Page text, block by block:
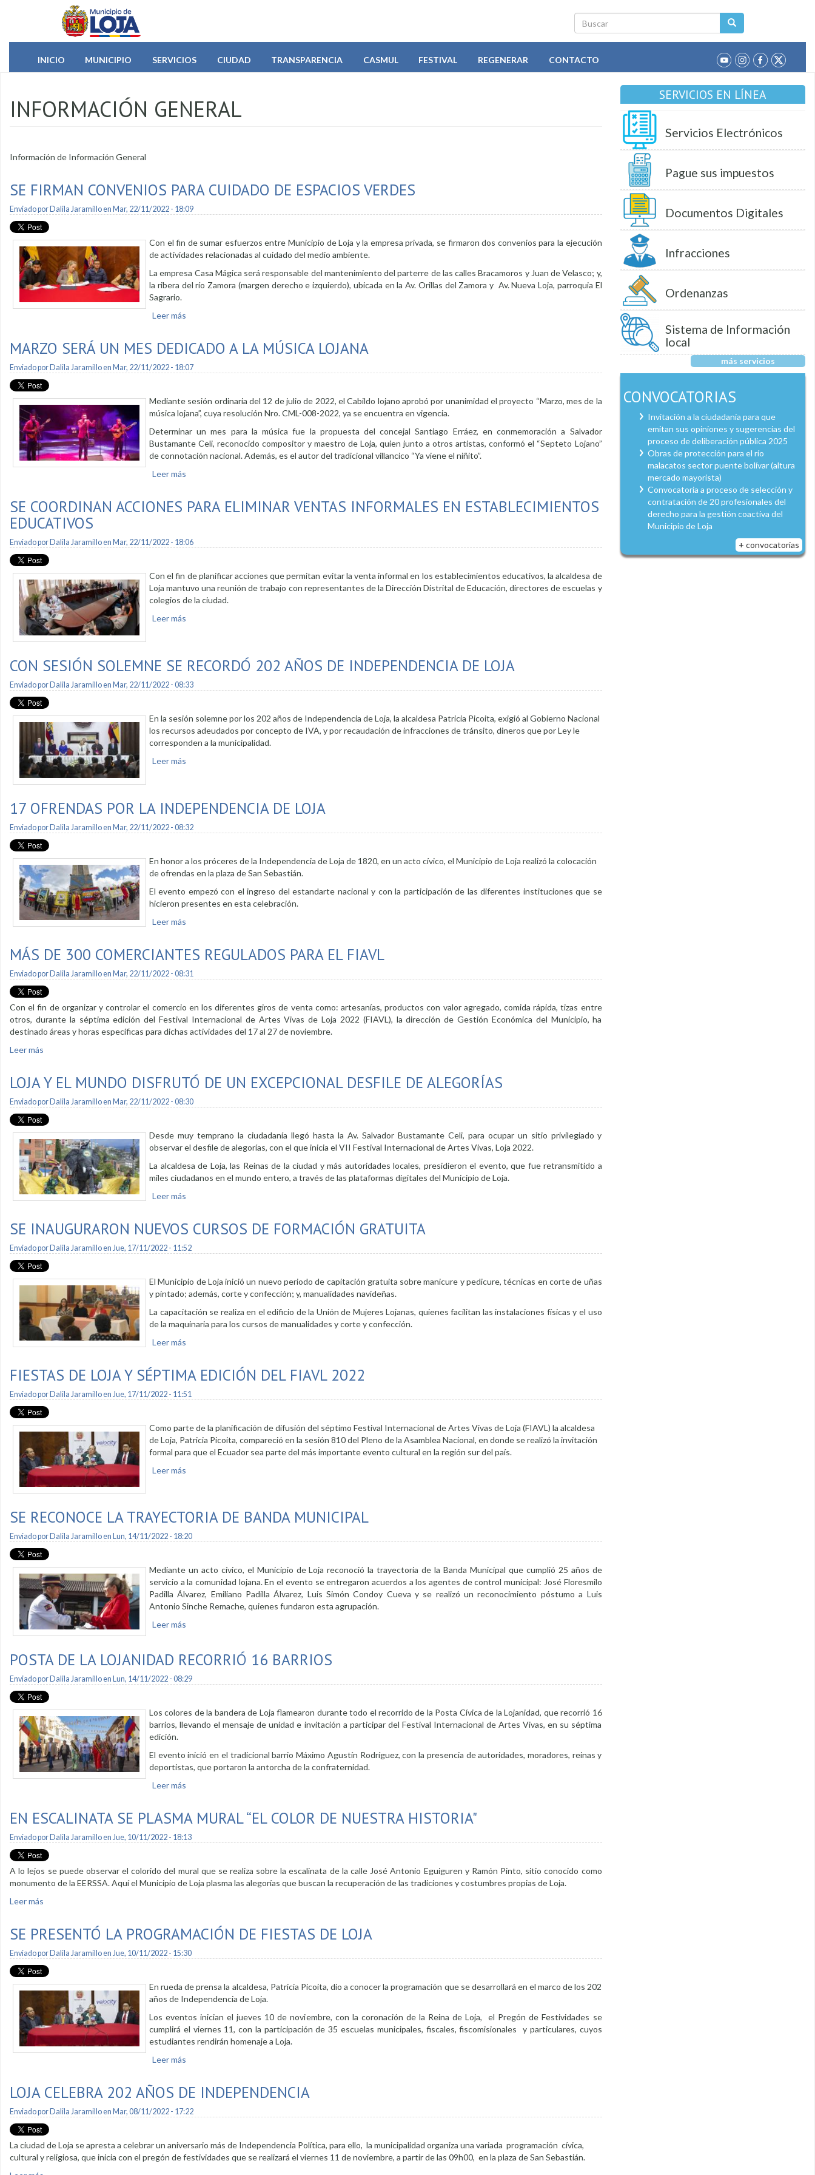
Pasar al contenido principal
Buscar
INICIO
MUNICIPIO SERVICIOS CIUDAD TRANSPARENCIA CASMUL FESTIVAL REGENERAR CONTACTO
INFORMACIÓN GENERAL
Información de Información General
SE FIRMAN CONVENIOS PARA CUIDADO DE ESPACIOS VERDES
Enviado por Dalila Jaramilloen Mar, 22/11/2022 - 18:09
Con el fin de sumar esfuerzos entre Municipio de Loja y la empresa privada, se firmaron dos convenios para la ejecución
de actividades relacionadas al cuidado del medio ambiente.
La empresa Casa Mágica será responsable del mantenimiento del parterre de las calles Bracamoros y Juan de Velasco; y,
la ribera del río Zamora (margen derecho e izquierdo), ubicada en la Av. Orillas del Zamora y Av. Nueva Loja, parroquia El
Sagrario.
Leer más
MARZO SERÁ UN MES DEDICADO A LA MÚSICA LOJANA
Enviado por Dalila Jaramilloen Mar, 22/11/2022 - 18:07
Mediante sesión ordinaria del 12 de julio de 2022, el Cabildo lojano aprobó por unanimidad el proyecto “Marzo, mes de la
música lojana”, cuya resolución Nro. CML-008-2022, ya se encuentra en vigencia.
Determinar un mes para la música fue la propuesta del concejal Santiago Erráez, en conmemoración a Salvador
Bustamante Celi, reconocido compositor y maestro de Loja, quien junto a otros artistas, conformó el “Septeto Lojano”
de connotación nacional. Además, es el autor del tradicional villancico “Ya viene el niñito”.
Leer más
SE COORDINAN ACCIONES PARA ELIMINAR VENTAS INFORMALES EN ESTABLECIMIENTOS
EDUCATIVOS
Enviado por Dalila Jaramilloen Mar, 22/11/2022 - 18:06
Con el fin de planificar acciones que permitan evitar la venta informal en los establecimientos educativos, la alcaldesa de
Loja mantuvo una reunión de trabajo con representantes de la Dirección Distrital de Educación, directores de escuelas y
colegios de la ciudad.
Leer más
CON SESIÓN SOLEMNE SE RECORDÓ 202 AÑOS DE INDEPENDENCIA DE LOJA
Enviado por Dalila Jaramilloen Mar, 22/11/2022 - 08:33
En la sesión solemne por los 202 años de Independencia de Loja, la alcaldesa Patricia Picoita, exigió al Gobierno Nacional
los recursos adeudados por concepto de IVA, y por recaudación de infracciones de tránsito, dineros que por Ley le
corresponden a la municipalidad.
Leer más
17 OFRENDAS POR LA INDEPENDENCIA DE LOJA
Enviado porDalila Jaramilloen Mar, 22/11/2022 - 08:32
En honor a los próceres de la Independencia de Loja de 1820, en un acto cívico, el Municipio de Loja realizó la colocación
de ofrendas en la plaza de San Sebastián.
El evento empezó con el ingreso del estandarte nacional y con la participación de las diferentes instituciones que se
hicieron presentes en esta celebración.
Leer más
MÁS DE 300 COMERCIANTES REGULADOS PARA EL FIAVL
Enviado porDalila Jaramilloen Mar, 22/11/2022 - 08:31
Con el fin de organizar y controlar el comercio en los diferentes giros de venta como: artesanías, productos con valor agregado, comida rápida, tizas entre
otros, durante la séptima edición del Festival Internacional de Artes Vivas de Loja 2022 (FIAVL), la dirección de Gestión Económica del Municipio, ha
destinado áreas y horas específicas para dichas actividades del 17 al 27 de noviembre.
Leer más
LOJA Y EL MUNDO DISFRUTÓ DE UN EXCEPCIONAL DESFILE DE ALEGORÍAS
Enviado porDalila Jaramilloen Mar, 22/11/2022 - 08:30
Desde muy temprano la ciudadanía llegó hasta la Av. Salvador Bustamante Celi, para ocupar un sitio privilegiado y
observar el desfile de alegorías, con el que inicia el VII Festival Internacional de Artes Vivas, Loja 2022.
La alcaldesa de Loja, las Reinas de la ciudad y más autoridades locales, presidieron el evento, que fue retransmitido a
miles ciudadanos en el mundo entero, a través de las plataformas digitales del Municipio de Loja.
Leer más
SE INAUGURARON NUEVOS CURSOS DE FORMACIÓN GRATUITA
Enviado porDalila Jaramilloen Jue, 17/11/2022 - 11:52
El Municipio de Loja inició un nuevo periodo de capitación gratuita sobre manicure y pedicure, técnicas en corte de uñas
y pintado; además, corte y confección; y, manualidades navideñas.
La capacitación se realiza en el edificio de la Unión de Mujeres Lojanas, quienes facilitan las instalaciones físicas y el uso
de la maquinaria para los cursos de manualidades y corte y confección.
Leer más
FIESTAS DE LOJA Y SÉPTIMA EDICIÓN DEL FIAVL 2022
Enviado porDalila Jaramilloen Jue, 17/11/2022 - 11:51
Como parte de la planificación de difusión del séptimo Festival Internacional de Artes Vivas de Loja (FIAVL) la alcaldesa
de Loja, Patricia Picoita, compareció en la sesión 810 del Pleno de la Asamblea Nacional, en donde se realizó la invitación
formal para que el Ecuador sea parte del más importante evento cultural en la región sur del país.
Leer más
SE RECONOCE LA TRAYECTORIA DE BANDA MUNICIPAL
Enviado por Dalila Jaramilloen Lun, 14/11/2022 - 18:20
Mediante un acto cívico, el Municipio de Loja reconoció la trayectoria de la Banda Municipal que cumplió 25 años de
servicio a la comunidad lojana. En el evento se entregaron acuerdos a los agentes de control municipal: José Floresmilo
Padilla Álvarez, Emiliano Padilla Álvarez, Luis Simón Condoy Cueva y se realizó un reconocimiento póstumo a Luis
Antonio Sinche Remache, quienes fundaron esta agrupación.
Leer más
POSTA DE LA LOJANIDAD RECORRIÓ 16 BARRIOS
Enviado por Dalila Jaramilloen Lun, 14/11/2022 - 08:29
Los colores de la bandera de Loja flamearon durante todo el recorrido de la Posta Cívica de la Lojanidad, que recorrió 16
barrios, llevando el mensaje de unidad e invitación a participar del Festival Internacional de Artes Vivas, en su séptima
edición.
El evento inició en el tradicional barrio Máximo Agustín Rodríguez, con la presencia de autoridades, moradores, reinas y
deportistas, que portaron la antorcha de la confraternidad.
Leer más
EN ESCALINATA SE PLASMA MURAL “EL COLOR DE NUESTRA HISTORIA"
Enviado por Dalila Jaramilloen Jue, 10/11/2022 - 18:13
A lo lejos se puede observar el colorido del mural que se realiza sobre la escalinata de la calle José Antonio Eguiguren y Ramón Pinto, sitio conocido como
monumento de la EERSSA. Aquí el Municipio de Loja plasma las alegorías que buscan la recuperación de las tradiciones y costumbres propias de Loja.
Leer más
SE PRESENTÓ LA PROGRAMACIÓN DE FIESTAS DE LOJA
Enviado por Dalila Jaramilloen Jue, 10/11/2022 - 15:30
En rueda de prensa la alcaldesa, Patricia Picoita, dio a conocer la programación que se desarrollará en el marco de los 202
años de Independencia de Loja.
Los eventos inician el jueves 10 de noviembre, con la coronación de la Reina de Loja, el Pregón de Festividades se
cumplirá el viernes 11, con la participación de 35 escuelas municipales, fiscales, fiscomisionales y particulares, cuyos
estudiantes rendirán homenaje a Loja.
Leer más
LOJA CELEBRA 202 AÑOS DE INDEPENDENCIA
Enviado por Dalila Jaramilloen Mar, 08/11/2022 - 17:22
La ciudad de Loja se apresta a celebrar un aniversario más de Independencia Política, para ello, la municipalidad organiza una variada programación cívica,
cultural y religiosa, que inicia con el pregón de festividades que se realizará el viernes 11 de noviembre, a partir de las 09h00, en la plaza de San Sebastián.
SERVICIOS EN LÍNEA
Servicios Electrónicos
Pague sus impuestos
Documentos Digitales
Infracciones
Ordenanzas
Sistema de Información
local
más servicios
CONVOCATORIAS
Invitación a la ciudadanía para que
emitan sus opiniones y sugerencias del
proceso de deliberación pública 2025
Obras de protección para el río
malacatos sector puente bolívar (altura
mercado mayorista)
Convocatoria a proceso de selección y
contratación de 20 profesionales del
derecho para la gestión coactiva del
Municipio de Loja
+ convocatorias